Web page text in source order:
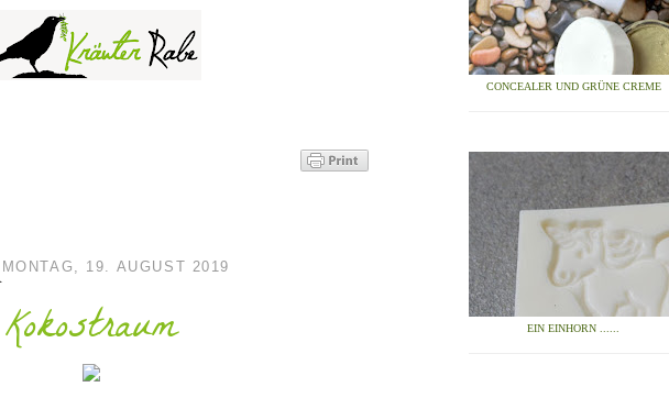
MONTAG, 19. AUGUST 2019
Kokostraum
CONCEALER UND GRÜNE CREME
EIN EINHORN ......